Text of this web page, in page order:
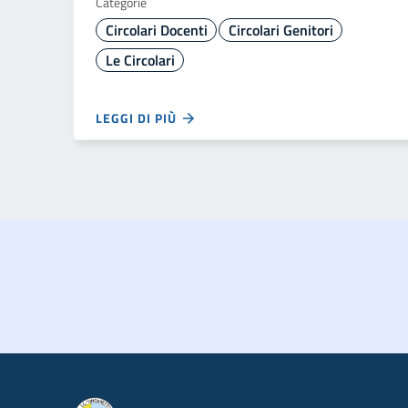
Circolari Docenti
Circolari Genitori
Le Circolari
LEGGI DI PIÙ